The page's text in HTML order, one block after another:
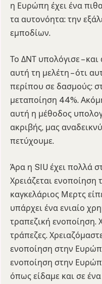
η Ευρώπη έχει ένα
τα αυτονόητα: την
εμποδίων.
Το ΔΝΤ υπολόγισε –
αυτή τη μελέτη – ότι
περίπου σε δασμούς:
μεταποίηση 44%.
αυτή η μέθοδος
ακριβής, μας
πετύχουμε.
Άρα η SIU έχει πολλά
Χρειάζεται
καγκελάριος Μερτς
υπάρχει ένα ενιαίο
τραπεζική ενοποίηση.
τράπεζες.
ενοποίηση στην
ενοποίηση στην
όπως είδαμε και σε